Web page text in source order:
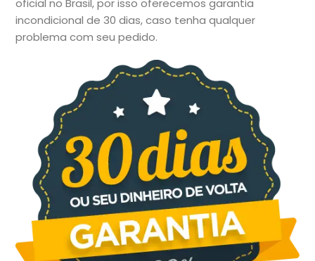
oficial no Brasil, por isso oferecemos garantia
incondicional de 30 dias, caso tenha qualquer
problema com seu pedido.